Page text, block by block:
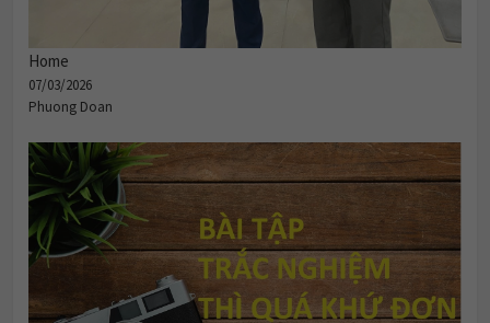
Home
07/03/2026
Phuong Doan